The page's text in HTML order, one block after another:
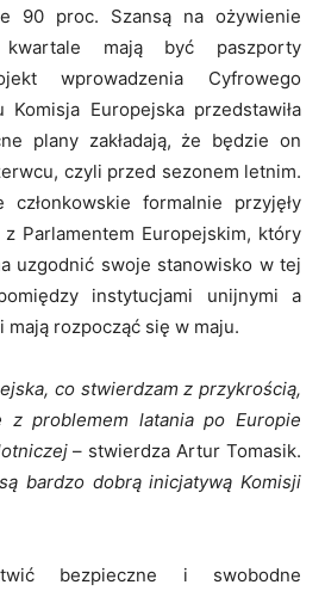
90 proc. Szansą na ożywienie
mają być paszporty
wprowadzenia Cyfrowego
Europejska przedstawiła
plany zakładają, że będzie on
czyli przed sezonem letnim.
formalnie przyjęły
Parlamentem Europejskim, który
uzgodnić swoje stanowisko w tej
instytucjami unijnymi a
mają rozpocząć się w maju.
co stwierdzam z przykrością,
z problemem latania po Europie
– stwierdza Artur Tomasik.
bardzo dobrą inicjatywą Komisji
bezpieczne i swobodne